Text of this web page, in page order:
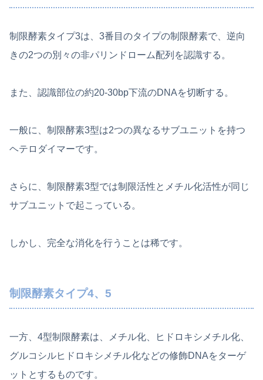
制限酵素タイプ3は、3番目のタイプの制限酵素で、逆向
きの2つの別々の非パリンドローム配列を認識する。
また、認識部位の約20-30bp下流のDNAを切断する。
一般に、制限酵素3型は2つの異なるサブユニットを持つ
ヘテロダイマーです。
さらに、制限酵素3型では制限活性とメチル化活性が同じ
サブユニットで起こっている。
しかし、完全な消化を行うことは稀です。
制限酵素タイプ4、5
一方、4型制限酵素は、メチル化、ヒドロキシメチル化、
グルコシルヒドロキシメチル化などの修飾DNAをターゲ
ットとするものです。